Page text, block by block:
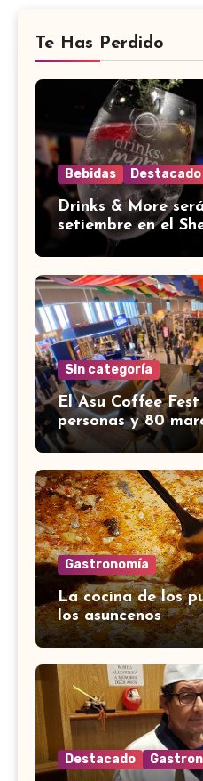
Te Has Perdido
Bebidas Destacado
Drinks & More
setiembre en el
Sin categoría
El Asu Coffee
personas y 80
Gastronomía
La cocina de los
los asuncenos
Destacado